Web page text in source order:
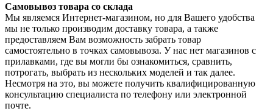
Самовывоз товара со склада
Мы являемся Интернет-магазином, но для Вашего удобства
мы не только производим доставку товара, а также
предоставляем Вам возможность забрать товар
самостоятельно в точках самовывоза. У нас нет магазинов с
прилавками, где вы могли бы ознакомиться, сравнить,
потрогать, выбрать из нескольких моделей и так далее.
Несмотря на это, вы можете получить квалифицированную
консультацию специалиста по телефону или электронной
почте.